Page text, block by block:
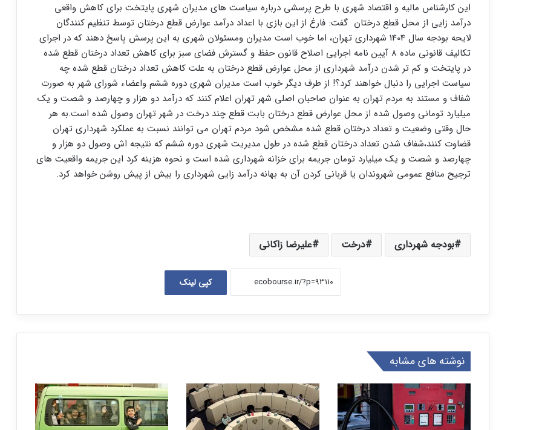
این کارشناس مالیه و اقتصاد شهری با طرح پرسشی درباره سیاست های مدیران شهری پایتخت برای کاهش واقعی
درآمد زایی از محل قطع درختان گفت: فارغ از این بازی با اعداد درآمد عوارض قطع درختان توسط تنظیم کنندگان
لایحه بودجه سال 1404 شهرداری تهران، اما خوب است مدیران ومسئولان شهری به این پرسش پاسخ دهند که در اجرای
تکالیف قانونی ماده 8 آیین نامه اجرایی اصلاح قانون حفظ و گسترش فضای سبز برای کاهش تعداد درختان قطع شده
در پایتخت و کم تر شدن درآمد شهرداری از محل عوارض قطع درختان به علت کاهش تعداد درختان قطع شده چه
سیاست اجرایی را دنبال خواهند کرد؟! از طرف دیگر خوب است مدیران شهری دوره ششم واعضاء شورای شهر به صورت
شفاف و مستند به مردم تهران به عنوان صاحبان اصلی شهر تهران اعلام کنند که درآمد دو هزار و چهارصد و شصت و یک
میلیارد تومانی وصول شده از محل عوارض قطع درختان بابت قطع چند درخت در شهر تهران وصول شده است.به هر
حال وقتی وضعیت و تعداد درختان قطع شده مشخص شود مردم تهران می توانند نسبت به عملکرد شهرداری تهران
قضاوت کنند،شفاف شدن تعداد درختان قطع شده در طول مدیریت شهری دوره ششم که نتیجه اش وصول دو هزار و
چهارصد و شصت و یک میلیارد تومان جریمه برای خزانه شهرداری شده است و نحوه هزینه کرد این جریمه واقعیت های
ترجیح منافع عمومی شهروندان یا قربانی کردن آن به بهانه درآمد زایی شهرداری را بیش از پیش روشن خواهد کرد.
بودجه شهرداری درخت علیرضا زاکانی
کپی لینک
نوشته های مشابه